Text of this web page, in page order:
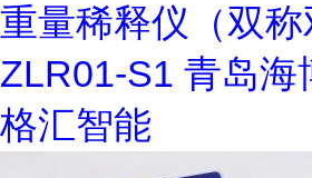
重量稀释仪（双
ZLR01-S1 青岛海
格汇智能